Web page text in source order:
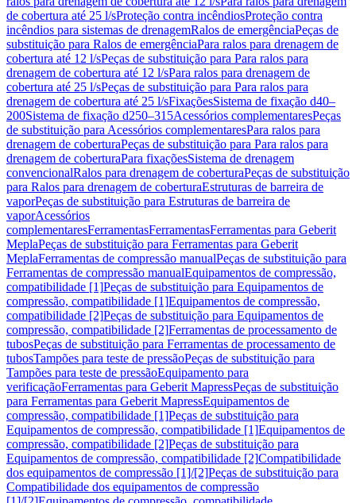
de cobertura até 25 l/sProteção contra incêndiosProteção contra
incêndios para sistemas de drenagemRalos de emergênciaPeças de
substituição para Ralos de emergênciaPara ralos para drenagem de
cobertura até 12 l/sPeças de substituição para Para ralos para
drenagem de cobertura até 12 l/sPara ralos para drenagem de
cobertura até 25 l/sPeças de substituição para Para ralos para
drenagem de cobertura até 25 l/sFixaçõesSistema de fixação d40–
200Sistema de fixação d250–315Acessórios complementaresPeças
de substituição para Acessórios complementaresPara ralos para
drenagem de coberturaPeças de substituição para Para ralos para
drenagem de coberturaPara fixaçõesSistema de drenagem
convencionalRalos para drenagem de coberturaPeças de substituição
para Ralos para drenagem de coberturaEstruturas de barreira de
vaporPeças de substituição para Estruturas de barreira de
vaporAcessórios
complementaresFerramentasFerramentasFerramentas para Geberit
MeplaPeças de substituição para Ferramentas para Geberit
MeplaFerramentas de compressão manualPeças de substituição para
Ferramentas de compressão manualEquipamentos de compressão,
compatibilidade [1]Peças de substituição para Equipamentos de
compressão, compatibilidade [1]Equipamentos de compressão,
compatibilidade [2]Peças de substituição para Equipamentos de
compressão, compatibilidade [2]Ferramentas de processamento de
tubosPeças de substituição para Ferramentas de processamento de
tubosTampões para teste de pressãoPeças de substituição para
Tampões para teste de pressãoEquipamento para
verificaçãoFerramentas para Geberit MapressPeças de substituição
para Ferramentas para Geberit MapressEquipamentos de
compressão, compatibilidade [1]Peças de substituição para
Equipamentos de compressão, compatibilidade [1]Equipamentos de
compressão, compatibilidade [2]Peças de substituição para
Equipamentos de compressão, compatibilidade [2]Compatibilidade
dos equipamentos de compressão [1]/[2]Peças de substituição para
Compatibilidade dos equipamentos de compressão